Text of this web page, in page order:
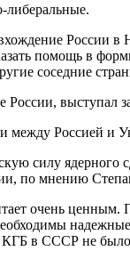
либеральные.
России
помощь в
соседние
России,
между Россией и
силу ядерного
по мнению
очень ценным.
в СССР не